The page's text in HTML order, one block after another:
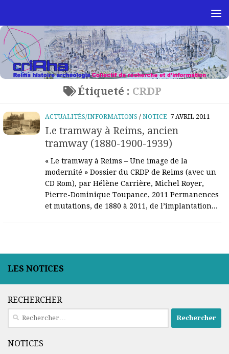
Étiqueté : CRDP
ACTUALITÉS/INFORMATIONS /NOTICE 7 AVRIL 2011
Le tramway à Reims, ancien
tramway (1880-1900-1939)
« Le tramway à Reims – Une image de la
modernité » Dossier du CRDP de Reims (avec un
CD Rom), par Hélène Carrière, Michel Royer,
Pierre-Dominique Toupance, 2011 Permanences
et mutations, de 1880 à 2011, de l’implantation...
LES NOTICES
RECHERCHER
Rechercher :
NOTICES